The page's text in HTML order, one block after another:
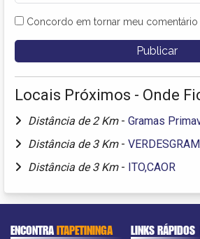
Concordo em tornar meu
Locais Próximos - Onde
Distância de 2 Km - Gramas
Distância de 3 Km -
Distância de 3 Km - ITO,CAOR
ENCONTRAITAPETININGA LINKS RÁPIDOS